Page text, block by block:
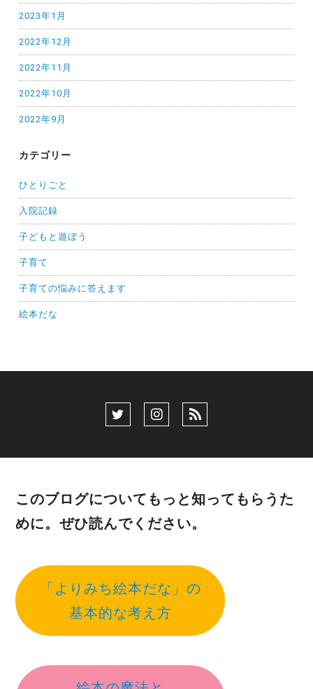
2023年1月
2022年12月
2022年11月
2022年10月
2022年9月
カテゴリー
ひとりごと
入院記録
子どもと遊ぼう
子育て
子育ての悩みに答えます
絵本だな
このブログについてもっと知ってもらうた
めに。ぜひ読んでください。
「よりみち絵本だな」の
基本的な考え方